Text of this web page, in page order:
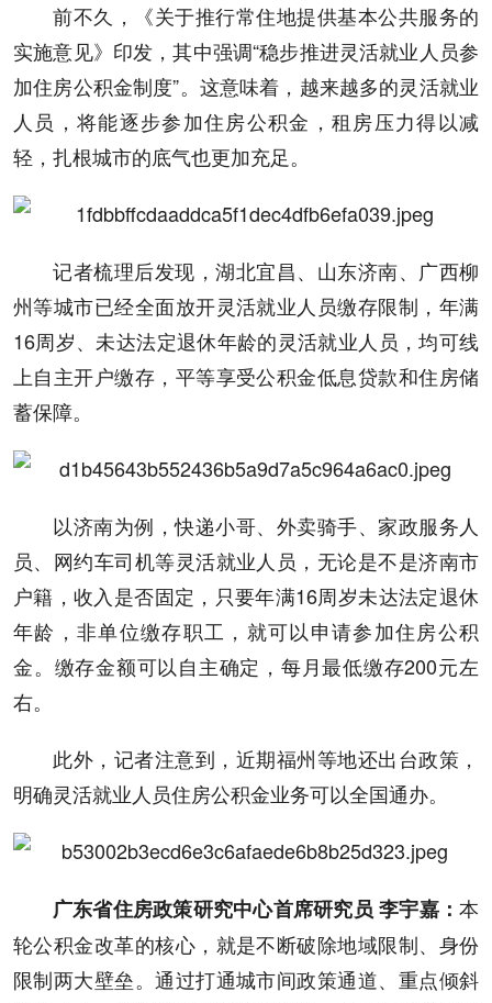
前不久，《关于推行常住地提供基本公共服务的
实施意见》印发，其中强调“稳步推进灵活就业人员参
加住房公积金制度”。这意味着，越来越多的灵活就业
人员，将能逐步参加住房公积金，租房压力得以减
轻，扎根城市的底气也更加充足。
记者梳理后发现，湖北宜昌、山东济南、广西柳
州等城市已经全面放开灵活就业人员缴存限制，年满
16周岁、未达法定退休年龄的灵活就业人员，均可线
上自主开户缴存，平等享受公积金低息贷款和住房储
蓄保障。
以济南为例，快递小哥、外卖骑手、家政服务人
员、网约车司机等灵活就业人员，无论是不是济南市
户籍，收入是否固定，只要年满16周岁未达法定退休
年龄，非单位缴存职工，就可以申请参加住房公积
金。缴存金额可以自主确定，每月最低缴存200元左
右。
此外，记者注意到，近期福州等地还出台政策，
明确灵活就业人员住房公积金业务可以全国通办。
广东省住房政策研究中心首席研究员 李宇嘉： 本
轮公积金改革的核心，就是不断破除地域限制、身份
限制两大壁垒。通过打通城市间政策通道、重点倾斜